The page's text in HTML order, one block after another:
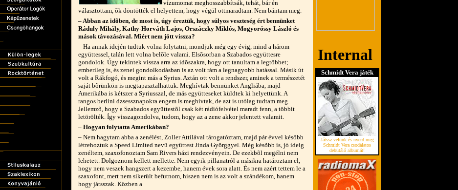
vízumomat meghosszabbítsák, tehát, bár én
választottam, õk döntötték el helyettem, hogy végül ottmaradtam. Nem bántam meg.
– Abban az idõben, de most is, úgy éreztük, hogy súlyos veszteség ért bennünket
Ráduly Mihály, Kathy-Horváth Lajos, Orszáczky Miklós, Mogyoróssy László és
mások távozásával. Miért nem jött vissza?
– Ha annak idején tudtuk volna folytatni, mondjuk még egy évig, mind a három
együttessel, talán lett volna belõle valami. Elsõsorban a Szabados együttesre
gondolok. Úgy tekintek vissza arra az idõszakra, hogy ott tanultam a legtöbbet;
emberileg is, és zenei gondolkodásban is az volt rám a legnagyobb hatással. Másik út
volt a Rákfogó, és megint más a Syrius. Aztán ott volt a rendszer, aminek a természetét
saját bõrünkön is megtapasztalhattuk. Meghívtak bennünket Angliába, majd
Amerikába is kétszer a Syriusszal, de más együtteseket küldtek ki helyettünk. A
rangos berlini dzsessznapokra engem is meghívtak, de azt is utólag tudtam meg.
Jellemzõ, hogy a Szabados együttestõl csak két rádiófelvétel maradt fenn, a többit
letörölték. Így visszagondolva, tudom, hogy az a zene akkor jelentett valamit.
– Hogyan folytatta Amerikában?
– Nem hagytam abba a zenélést, Zoller Attilával tárogatóztam, majd pár évvel késõbb
létrehoztuk a Speed Limited nevû együttest Jinda Györggyel. Még késõbb is, jó ideig
zenéltem, szaxofonoztam Sam Rivers házi rendezvényein. De ezekbõl megélni nem
lehetett. Dolgoznom kellett mellette. Nem egyik pillanatról a másikra határoztam el,
hogy nem veszek hangszert a kezembe, hanem évek sora alatt. És nem azért tettem le a
szaxofont, mert nem sikerült befutnom, hiszen nem is az volt a szándékom, hanem
hogy játsszak. Közben a
Schmidt Vera játék
Játssz velünk és nyerd meg
Schmidt Vera csodálatos
debütáló albumát!